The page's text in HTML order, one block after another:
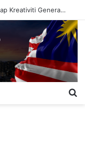
AKAR 2026 Terus Santuni Murid, Gilap Kreativiti Generasi Muda